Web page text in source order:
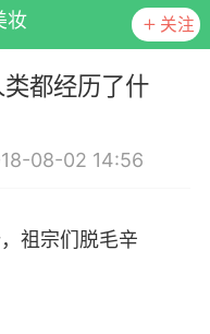
妆 关注
都经历了什
08-02 14:56
祖宗们脱毛辛